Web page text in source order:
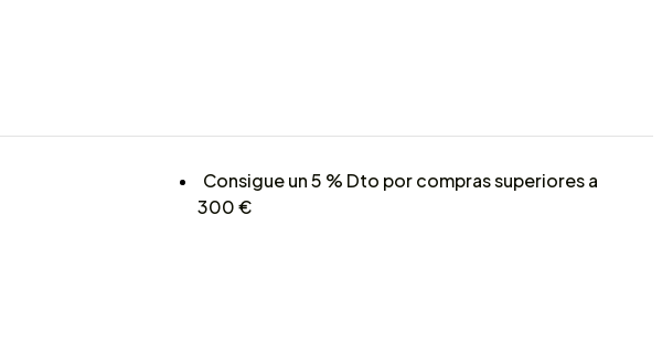
Consigue un 5 % Dto por compras superiores a
300 €